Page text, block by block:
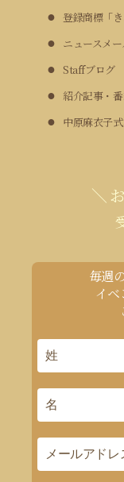
登録商標「き
ニュースメ
Staffブログ
紹介記事・
中原麻衣子
＼
毎週
イ